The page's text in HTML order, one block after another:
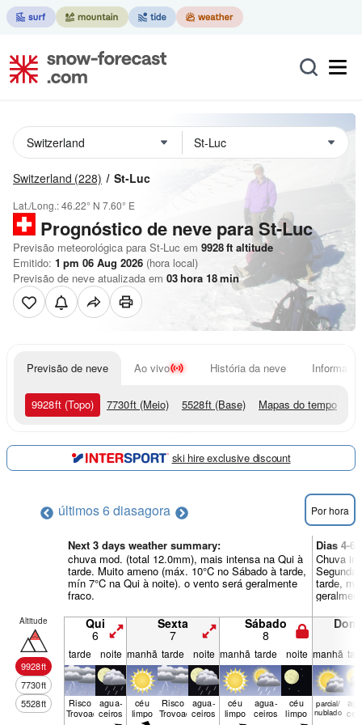
Switzerland (228) St-Luc
Lat./Long.:46.22° N 7.60° E
Prognóstico de neve para St-Luc
Previsão meteorológica para St-Luc em 9928ft altitude
Emitido: 1 pm 06 Aug 2026 (hora local)
Previsão de neve atualizada em 03hora 18min
Previsão de neve Ao vivo História da neve
9928ft (Topo) 7730ft (Meio) 5528ft (Base) Mapas do tempo
ski hire exclusive discount
últimos 6 diasagora Por hora
Next 3 days weather summary:
chuva mod. (total 12.0mm), mais intensa na Qui à
tarde. Muito ameno (máx. 10°C no Sábado à tarde,
mín 7°C na Qui à noite). o vento será geralmente
fraco.
Dias 4-6
Chuva
Segunda
tarde,
Altitude
9928ft
7730ft
5528ft
Qui
6
Sexta
7
Sábado
8
tarde noite manhã tarde noite manhã tarde noite manhã
Risco
Trovoada
agua­
ceiros
céu
limpo
Risco
Trovoada
agua­
ceiros
céu
limpo
agua­
ceiros
céu
limpo
parcial/
nublado